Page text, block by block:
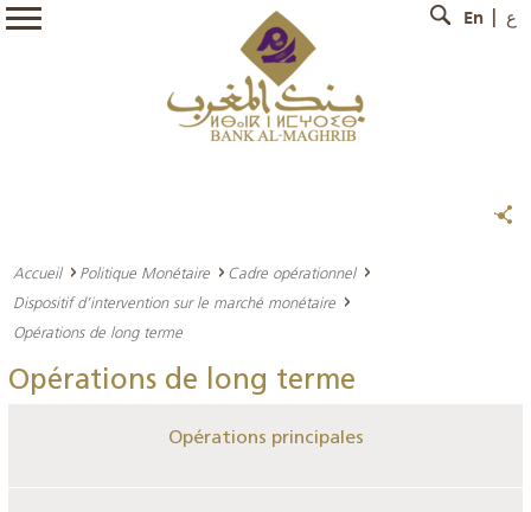
En ع
Accueil Politique Monétaire
Cadre opérationnel
Dispositif d’intervention sur le marché monétaire
Opérations de long terme
Opérations de long terme
Opérations principales